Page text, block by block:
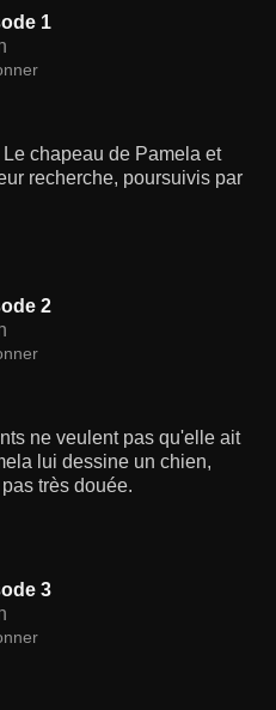
1
chapeau de Pamela et
recherche, poursuivis par
2
ne veulent pas qu'elle ait
lui dessine un chien,
très douée.
3